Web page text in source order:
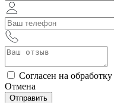
Согласен на обработку
Отмена
Отправить